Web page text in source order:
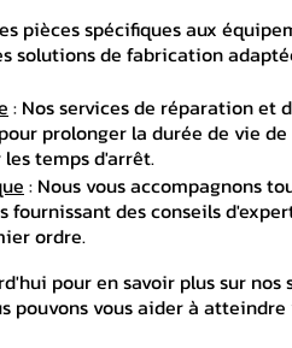
pièces spécifiques aux
solutions de fabrication
: Nos services de réparation et
prolonger la durée de vie de
temps d'arrêt.
: Nous vous accompagnons
fournissant des conseils
ordre.
pour en savoir plus sur nos
pouvons vous aider à atteindre